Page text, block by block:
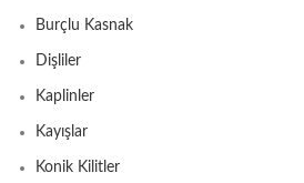
Burçlu Kasnak
Dişliler
Kaplinler
Kayışlar
Konik Kilitler